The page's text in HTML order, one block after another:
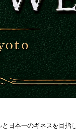
日本一のギネスを目指